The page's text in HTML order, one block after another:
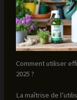
Comment utiliser
2025 ?
La maîtrise de